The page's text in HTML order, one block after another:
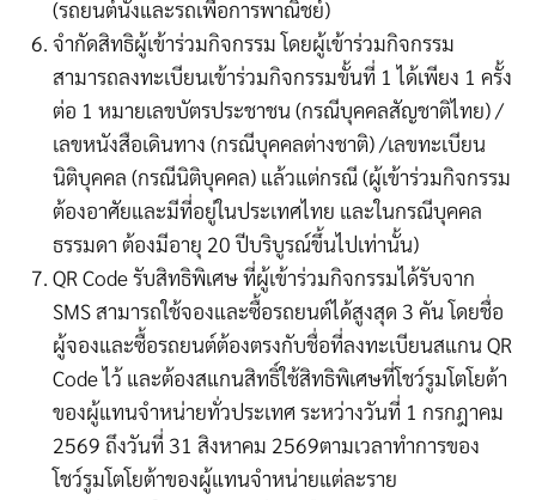
(รถยนต์นั่งและรถเพื่อการพาณิชย์)
จำกัดสิทธิผู้เข้าร่วมกิจกรรม โดยผู้เข้าร่วมกิจกรรม
สามารถลงทะเบียนเข้าร่วมกิจกรรมขั้นที่ 1ได้เพียง 1 ครั้ง
ต่อ 1 หมายเลขบัตรประชาชน (กรณีบุคคลสัญชาติไทย)/
เลขหนังสือเดินทาง (กรณีบุคคลต่างชาติ) /เลขทะเบียน
นิติบุคคล (กรณีนิติบุคคล) แล้วแต่กรณี(ผู้เข้าร่วมกิจกรรม
ต้องอาศัยและมีที่อยู่ในประเทศไทย และในกรณีบุคคล
ธรรมดา ต้องมีอายุ 20 ปีบริบูรณ์ขึ้นไปเท่านั้น)
QR Codeรับสิทธิพิเศษ ที่ผู้เข้าร่วมกิจกรรมได้รับจาก
SMSสามารถใช้จองและซื้อรถยนต์ได้สูงสุด 3 คัน โดยชื่อ
ผู้จองและซื้อรถยนต์ต้องตรงกับชื่อที่ลงทะเบียนสแกน QR
Codeไว้ และต้องสแกนสิทธิ์ใช้สิทธิพิเศษที่โชว์รูมโตโยต้า
ของผู้แทนจำหน่ายทั่วประเทศ ระหว่างวันที่ 1 กรกฎาคม
2569 ถึงวันที่ 31 สิงหาคม 2569ตามเวลาทำการของ
โชว์รูมโตโยต้าของผู้แทนจำหน่ายแต่ละราย